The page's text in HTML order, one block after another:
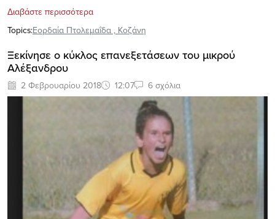
Διαβάστε περισσότερα
Topics:Εορδαία Πτολεμαΐδα , Κοζάνη
Ξεκίνησε ο κύκλος επανεξετάσεων του μικρού
Αλέξανδρου
2 Φεβρουαρίου 2018 12:07 6 σχόλια